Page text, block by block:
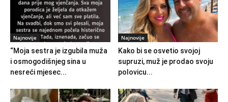
Najnovije
“Moja sestra je izgubila muža
i osmogodišnjeg sina u
nesreći mjesec...
Najnovije
Kako bi se osvetio svojoj
supruzi, muž je prodao svoju
polovicu...